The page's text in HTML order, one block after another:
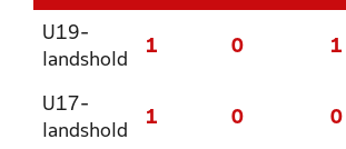
U19-
landshold
1 0 1
U17-
landshold
1 0 0